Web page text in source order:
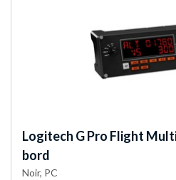
Logitech GPro Flight
bord
Noir, PC